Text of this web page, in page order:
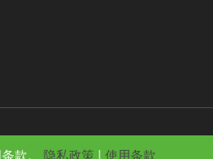
款。 隐私政策 | 使用条款